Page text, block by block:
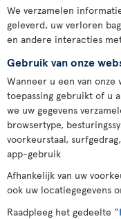
We verzamelen
geleverd, uw verloren
en andere interacties
Gebruik van onze
Wanneer u een van
toepassing gebruikt of u
we uw gegevens
browsertype,
voorkeurstaal,
app-gebruik
Afhankelijk van uw
ook uw locatiegegevens
Raadpleeg het gedeelte “